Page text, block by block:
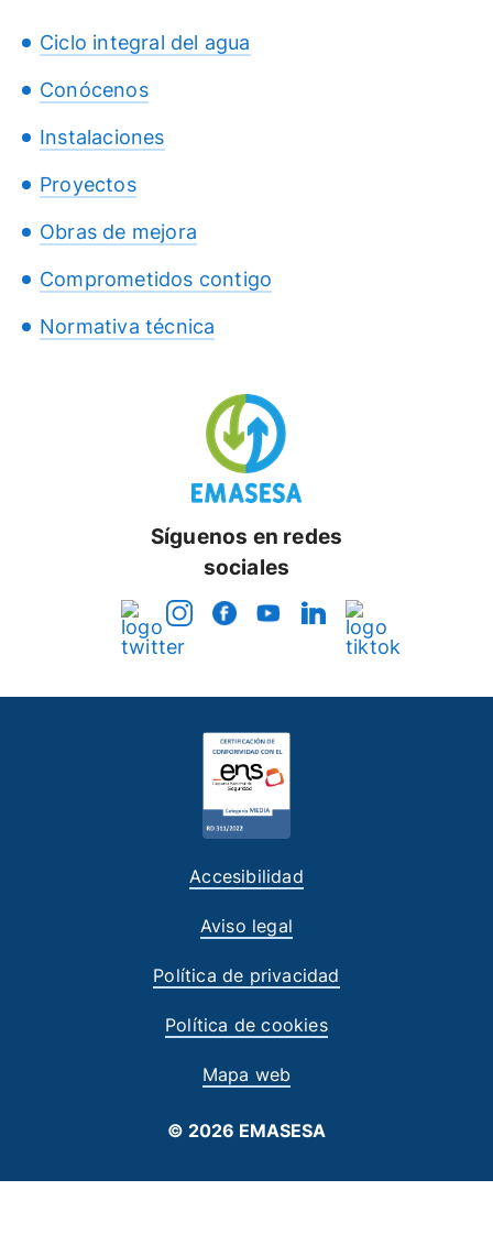
Ciclo integral del agua
Conócenos
Instalaciones
Proyectos
Obras de mejora
Comprometidos contigo
Normativa técnica
Síguenos en redes
sociales
Accesibilidad
Aviso legal
Política de privacidad
Política de cookies
Mapa web
© 2026 EMASESA